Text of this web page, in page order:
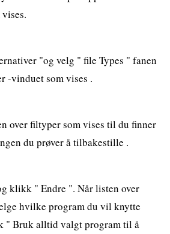
"og velg " file Types " fanen
-vinduet som vises .
over filtyper som vises til du finner
du prøver å tilbakestille .
klikk " Endre ". Når listen over
hvilke program du vil knytte
" Bruk alltid valgt program til å